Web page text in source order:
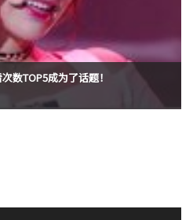
数TOP5成为了话题！